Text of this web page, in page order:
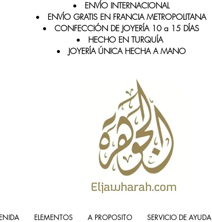
ENVÍO INTERNACIONAL
ENVÍO GRATIS EN FRANCIA METROPOLITANA
CONFECCIÓN DE JOYERÍA 10 a 15 DÍAS
HECHO EN TURQUÍA
JOYERÍA ÚNICA HECHA A MANO
ELEMENTOS A PROPOSITO SERVICIO DE AYUDA